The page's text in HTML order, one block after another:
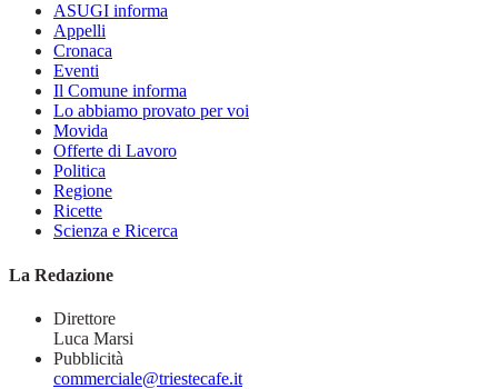
ASUGI informa
Appelli
Cronaca
Eventi
Il Comune informa
Lo abbiamo provato per voi
Movida
Offerte di Lavoro
Politica
Regione
Ricette
Scienza e Ricerca
La Redazione
Direttore
Luca Marsi
Pubblicità
commerciale@triestecafe.it